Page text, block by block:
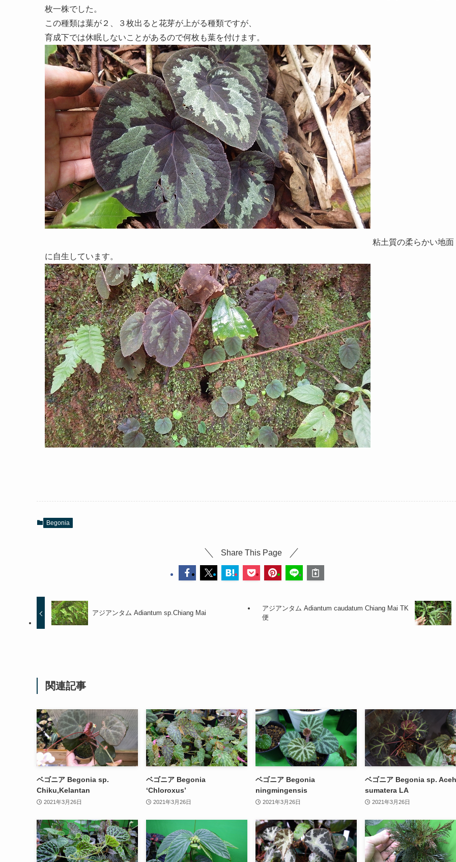
枚一株でした。
この種類は葉が２、３枚出ると花芽が上がる種類ですが、
育成下では休眠しないことがあるので何枚も葉を付けます。
粘土質の柔らかい地面
に自生しています。
Begonia
Share This Page
アジアンタム Adiantum sp.Chiang Mai
アジアンタム Adiantum caudatum Chiang Mai TK
便
関連記事
ベゴニア Begonia sp.
Chiku,Kelantan
2021年3月26日
ベゴニア Begonia
‘Chloroxus’
2021年3月26日
ベゴニア Begonia
ningmingensis
2021年3月26日
ベゴニア Begonia sp. Aceh
sumatera LA
2021年3月26日